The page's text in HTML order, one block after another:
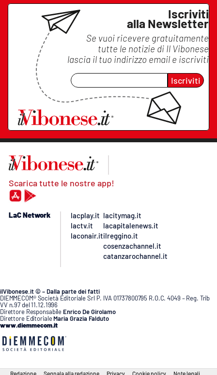
Iscriviti
alla Newsletter
Se vuoi ricevere gratuitamente
tutte le notizie di Il Vibonese
lascia il tuo indirizzo email e iscriviti
Iscriviti
Scarica tutte le nostre app!
LaC Network
lacplay.it
lactv.it
laconair.it
lacitymag.it
lacapitalenews.it
ilreggino.it
cosenzachannel.it
catanzarochannel.it
ilVibonese.it © – Dalla parte dei fatti
DIEMMECOM® Società Editoriale Srl P. IVA 01737800795 R.O.C. 4049 – Reg. Trib
VV n.97 del 11.12.1996
Direttore Responsabile Enrico De Girolamo
Direttore Editoriale Maria Grazia Falduto
www.diemmecom.it
Redazione Segnala alla redazione Privacy Cookie policy Note legali